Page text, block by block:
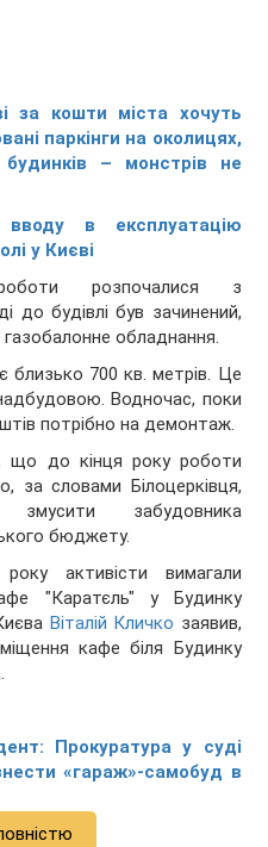
за кошти міста хочуть
паркінги на околицях,
– монстрів не
в експлуатацію
у Києві
розпочалися з
до будівлі був зачинений,
обладнання.
близько 700 кв. метрів. Це
Водночас, поки
потрібно на демонтаж.
що до кінця року роботи
за словами Білоцерківця,
забудовника
бюджету.
активісти вимагали
"Каратєль" у Будинку
Віталій Кличко заявив,
кафе біля Будинку
Прокуратура у суді
«гараж»-самобуд в